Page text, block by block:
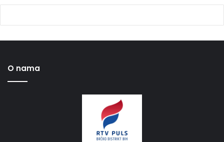
O nama